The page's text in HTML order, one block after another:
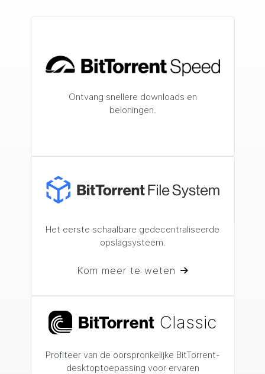
Ontvang snellere downloads en
beloningen.
Het eerste schaalbare gedecentraliseerde
opslagsysteem.
Kom meer te weten
BitTorrent Classic
Profiteer van de oorspronkelijke BitTorrent-
desktoptoepassing voor ervaren